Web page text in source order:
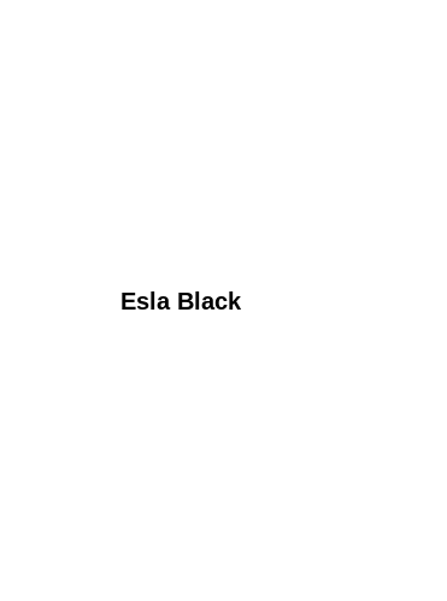
Esla Black